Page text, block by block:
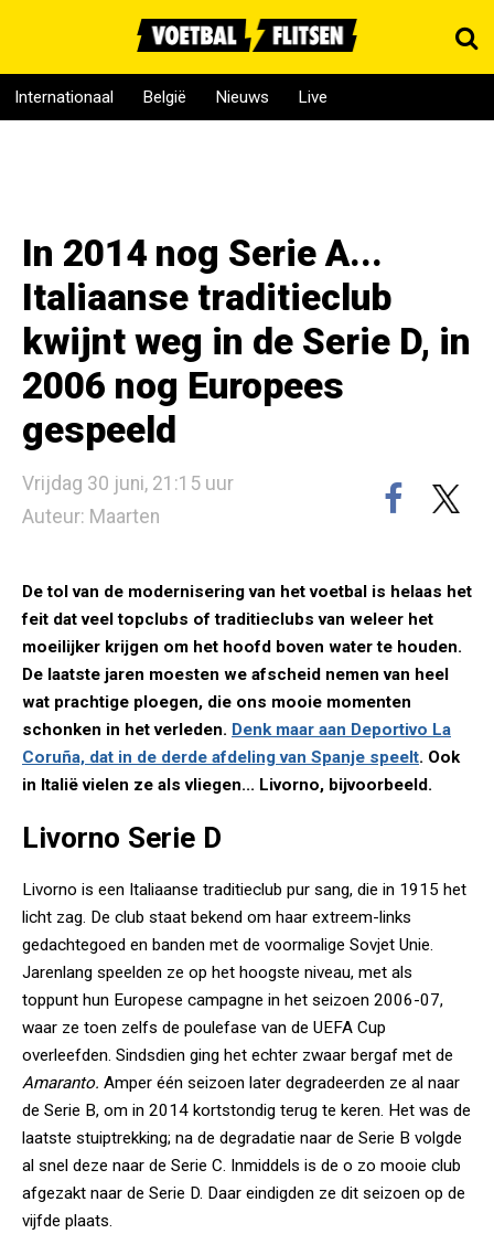
Internationaal België Nieuws Live
In 2014 nog Serie A...
Italiaanse traditieclub
kwijnt weg in de Serie D, in
2006 nog Europees
gespeeld
Vrijdag 30 juni, 21:15 uur
Auteur: Maarten
De tol van de modernisering van het voetbal is helaas het
feit dat veel topclubs of traditieclubs van weleer het
moeilijker krijgen om het hoofd boven water te houden.
De laatste jaren moesten we afscheid nemen van heel
wat prachtige ploegen, die ons mooie momenten
schonken in het verleden. Denk maar aan Deportivo La
Coruña, dat in de derde afdeling van Spanje speelt. Ook
in Italië vielen ze als vliegen... Livorno, bijvoorbeeld.
Livorno Serie D
Livorno is een Italiaanse traditieclub pur sang, die in 1915 het
licht zag. De club staat bekend om haar extreem-links
gedachtegoed en banden met de voormalige Sovjet Unie.
Jarenlang speelden ze op het hoogste niveau, met als
toppunt hun Europese campagne in het seizoen 2006-07,
waar ze toen zelfs de poulefase van de UEFA Cup
overleefden. Sindsdien ging het echter zwaar bergaf met de
Amaranto. Amper één seizoen later degradeerden ze al naar
de Serie B, om in 2014 kortstondig terug te keren. Het was de
laatste stuiptrekking; na de degradatie naar de Serie B volgde
al snel deze naar de Serie C. Inmiddels is de o zo mooie club
afgezakt naar de Serie D. Daar eindigden ze dit seizoen op de
vijfde plaats.